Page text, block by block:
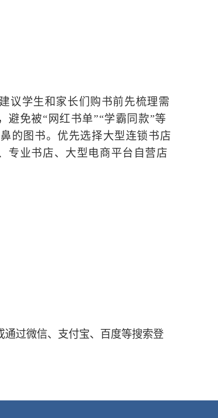
议学生和家长们购书前先梳理需
免被“网红书单”“学霸同款”等
的图书。优先选择大型连锁书店
专业书店、大型电商平台自营店
通过微信、支付宝、百度等搜索登